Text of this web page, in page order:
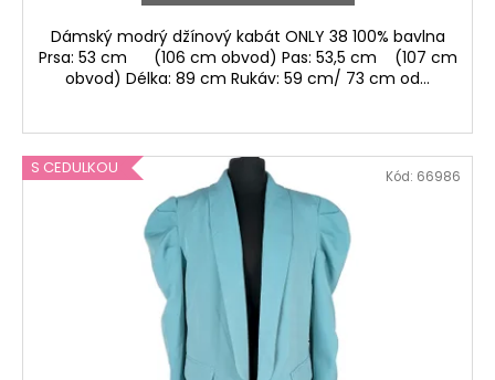
Dámský modrý džínový kabát ONLY 38 100% bavlna
Prsa: 53 cm (106 cm obvod) Pas: 53,5 cm (107 cm
obvod) Délka: 89 cm Rukáv: 59 cm/ 73 cm od...
S CEDULKOU Kód: 66986